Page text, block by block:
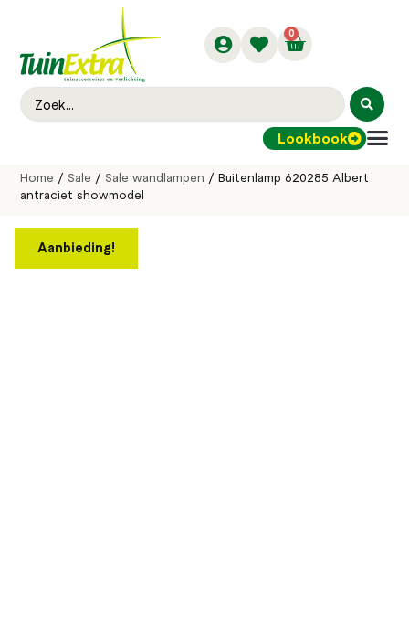
0
Lookbook
Home / Sale / Sale wandlampen / Buitenlamp 620285 Albert
antraciet showmodel
Aanbieding!